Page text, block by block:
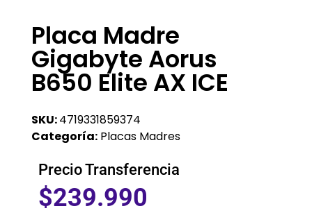
Placa Madre
Gigabyte Aorus
B650 Elite AX ICE
SKU:4719331859374
Categoría: Placas Madres
Precio Transferencia
$239.990